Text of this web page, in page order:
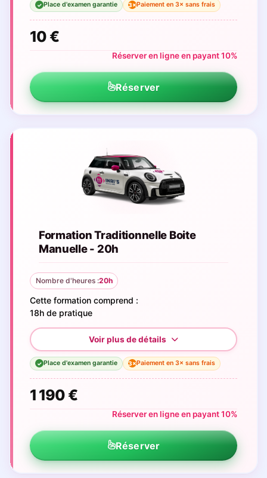
✓ Place d'examen garantie 3×Paiement en 3× sans frais
10 €
Réserver en ligne en payant 10%
Réserver
Formation Traditionnelle Boite
Manuelle - 20h
Nombre d'heures :20h
Cette formation comprend :
18h de pratique
✓ Place d'examen garantie 3×Paiement en 3× sans frais
1 190 €
Réserver en ligne en payant 10%
Réserver